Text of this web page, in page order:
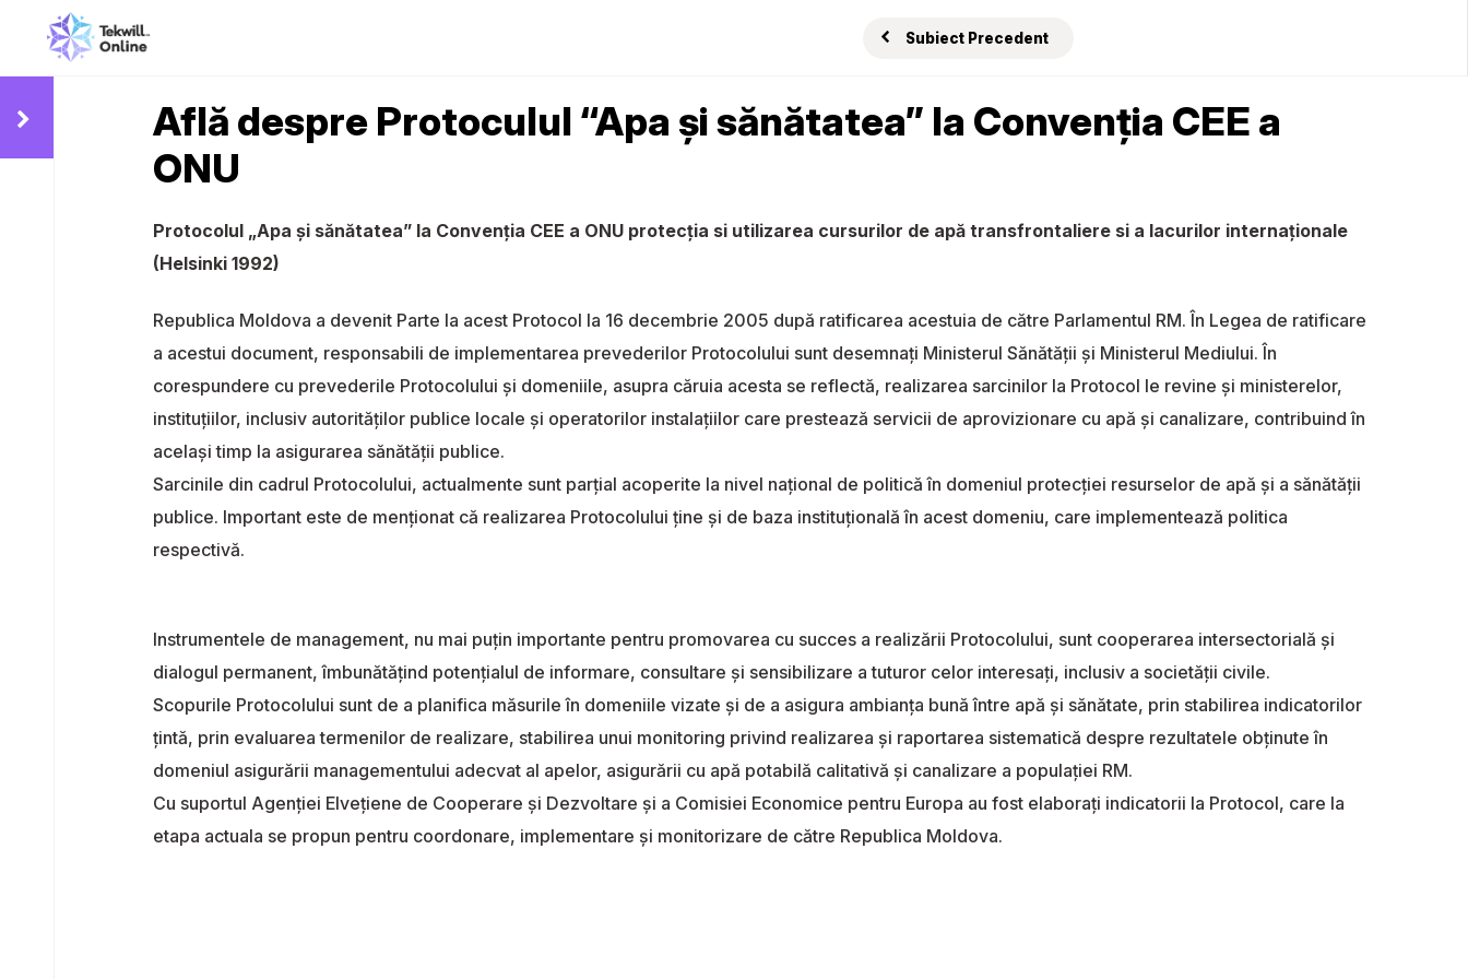
Subiect Precedent
Află despre Protoculul “Apa și sănătatea” la Convenția CEE a
ONU
Protocolul „Apa şi sănătatea” la Convenţia CEE a ONU protecția si utilizarea cursurilor de apă transfrontaliere si a lacurilor internaţionale
(Helsinki 1992)
Republica Moldova a devenit Parte la acest Protocol la 16 decembrie 2005 după ratificarea acestuia de către Parlamentul RM. În Legea de ratificare
a acestui document, responsabili de implementarea prevederilor Protocolului sunt desemnaţi Ministerul Sănătăţii şi Ministerul Mediului. În
corespundere cu prevederile Protocolului şi domeniile, asupra căruia acesta se reflectă, realizarea sarcinilor la Protocol le revine şi ministerelor,
instituţiilor, inclusiv autorităţilor publice locale şi operatorilor instalaţiilor care prestează servicii de aprovizionare cu apă şi canalizare, contribuind în
acelaşi timp la asigurarea sănătăţii publice.
Sarcinile din cadrul Protocolului, actualmente sunt parţial acoperite la nivel naţional de politică în domeniul protecţiei resurselor de apă şi a sănătăţii
publice. Important este de menţionat că realizarea Protocolului ţine şi de baza instituţională în acest domeniu, care implementează politica
respectivă.
Instrumentele de management, nu mai puţin importante pentru promovarea cu succes a realizării Protocolului, sunt cooperarea intersectorială şi
dialogul permanent, îmbunătăţind potenţialul de informare, consultare şi sensibilizare a tuturor celor interesaţi, inclusiv a societăţii civile.
Scopurile Protocolului sunt de a planifica măsurile în domeniile vizate şi de a asigura ambianţa bună între apă şi sănătate, prin stabilirea indicatorilor
ţintă, prin evaluarea termenilor de realizare, stabilirea unui monitoring privind realizarea şi raportarea sistematică despre rezultatele obţinute în
domeniul asigurării managementului adecvat al apelor, asigurării cu apă potabilă calitativă şi canalizare a populaţiei RM.
Cu suportul Agenţiei Elveţiene de Cooperare şi Dezvoltare şi a Comisiei Economice pentru Europa au fost elaboraţi indicatorii la Protocol, care la
etapa actuala se propun pentru coordonare, implementare şi monitorizare de către Republica Moldova.